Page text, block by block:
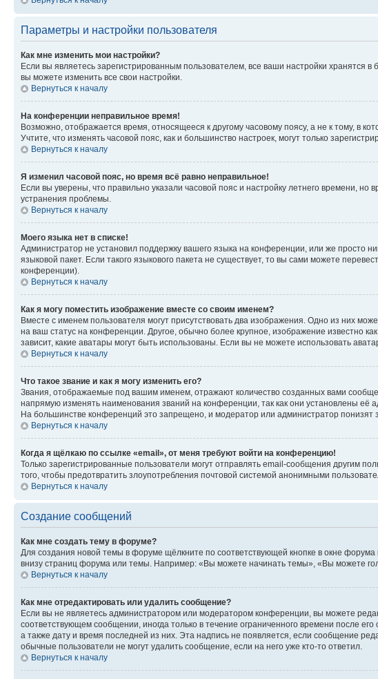
Параметры и настройки пользователя
Как мне изменить мои настройки?
Если вы являетесь зарегистрированным пользователем, все ваши настройки хранятся
вы можете изменить все свои настройки.
Вернуться к началу
На конференции неправильное время!
Возможно, отображается время, относящееся к другому часовому поясу, а не к тому, в
Учтите, что изменять часовой пояс, как и большинство настроек, могут только
Вернуться к началу
Я изменил часовой пояс, но время всё равно неправильное!
Если вы уверены, что правильно указали часовой пояс и настройку летнего времени,
устранения проблемы.
Вернуться к началу
Моего языка нет в списке!
Администратор не установил поддержку вашего языка на конференции, или же просто
языковой пакет. Если такого языкового пакета не существует, то вы сами можете
конференции).
Вернуться к началу
Как я могу поместить изображение вместе со своим именем?
Вместе с именем пользователя могут присутствовать два изображения. Одно из них
на ваш статус на конференции. Другое, обычно более крупное, изображение известно
зависит, какие аватары могут быть использованы. Если вы не можете использовать
Вернуться к началу
Что такое звание и как я могу изменить его?
Звания, отображаемые под вашим именем, отражают количество созданных вами
напрямую изменять наименования званий на конференции, так как они установлены
На большинстве конференций это запрещено, и модератор или администратор понизят
Вернуться к началу
Когда я щёлкаю по ссылке «email», от меня требуют войти на конференцию!
Только зарегистрированные пользователи могут отправлять email-сообщения другим
того, чтобы предотвратить злоупотребления почтовой системой анонимными
Вернуться к началу
Создание сообщений
Как мне создать тему в форуме?
Для создания новой темы в форуме щёлкните по соответствующей кнопке в окне
внизу страниц форума или темы. Например: «Вы можете начинать темы», «Вы можете
Вернуться к началу
Как мне отредактировать или удалить сообщение?
Если вы не являетесь администратором или модератором конференции, вы можете
соответствующем сообщении, иногда только в течение ограниченного времени после
а также дату и время последней из них. Эта надпись не появляется, если сообщение
обычные пользователи не могут удалить сообщение, если на него уже кто-то ответил.
Вернуться к началу